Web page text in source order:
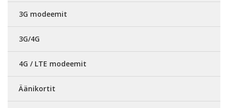
3G modeemit
3G/4G
4G / LTE modeemit
Äänikortit